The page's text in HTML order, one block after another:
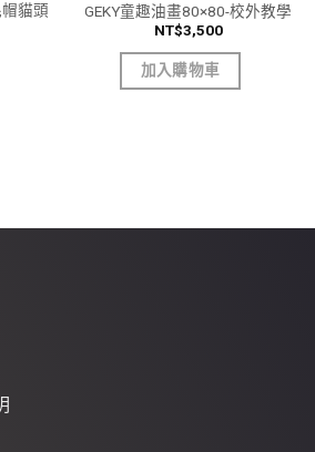
貓頭
GEKY童趣油畫80×80-校外教學
NT$3,500
加入購物車